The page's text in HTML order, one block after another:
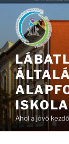
Tartalomhoz
ISKOLA
Ahol a jövő